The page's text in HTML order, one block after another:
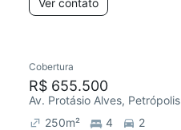
Ver contato
Cobertura
R$ 655.500
Av. Protásio Alves, Petrópolis
250m² 4
2